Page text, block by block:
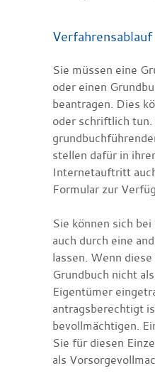
Verfahrensablauf
Sie müssen eine
oder einen
beantragen. Dies
oder schriftlich tun.
stellen dafür in
Internetauftritt
Formular zur
Sie können sich
auch durch eine
lassen. Wenn
Grundbuch nicht
Eigentümer
antragsberechtigt
bevollmächtigen.
Sie für diesen
als